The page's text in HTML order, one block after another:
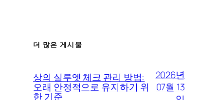
더 많은 게시물
상의 실루엣 체크 관리 방법:
오래 안정적으로 유지하기 위
한 기준
2026년
07월 13